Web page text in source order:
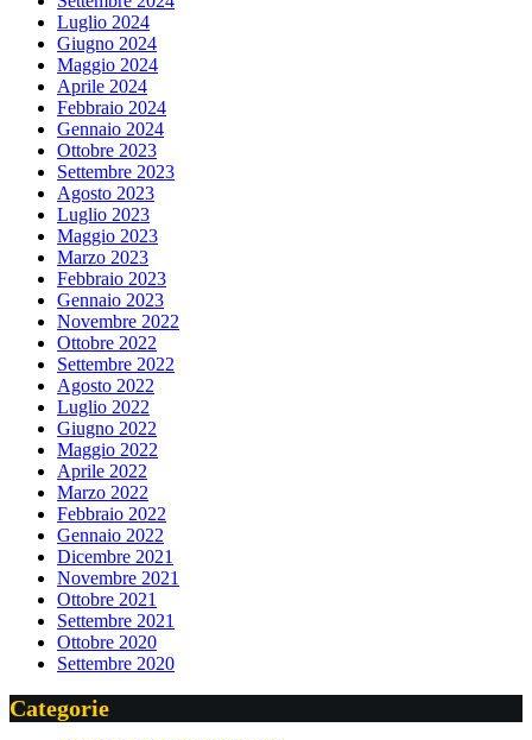
Luglio 2024
Giugno 2024
Maggio 2024
Aprile 2024
Febbraio 2024
Gennaio 2024
Ottobre 2023
Settembre 2023
Agosto 2023
Luglio 2023
Maggio 2023
Marzo 2023
Febbraio 2023
Gennaio 2023
Novembre 2022
Ottobre 2022
Settembre 2022
Agosto 2022
Luglio 2022
Giugno 2022
Maggio 2022
Aprile 2022
Marzo 2022
Febbraio 2022
Gennaio 2022
Dicembre 2021
Novembre 2021
Ottobre 2021
Settembre 2021
Ottobre 2020
Settembre 2020
Categorie